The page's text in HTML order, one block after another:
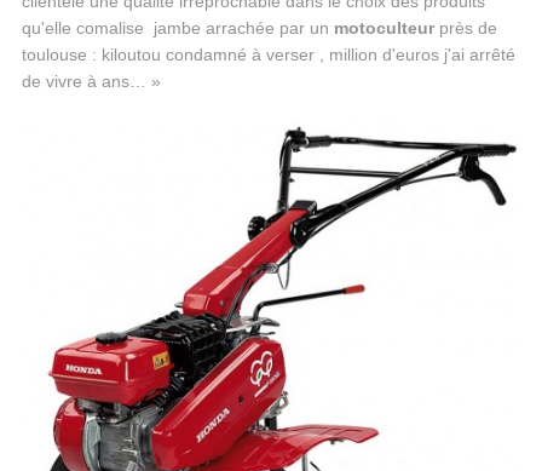
qu'elle comalise jambe arrachée par un motoculteurprès de
toulouse : kiloutou condamné à verser , million d'euros j'ai arrêté
de vivre à ans… »